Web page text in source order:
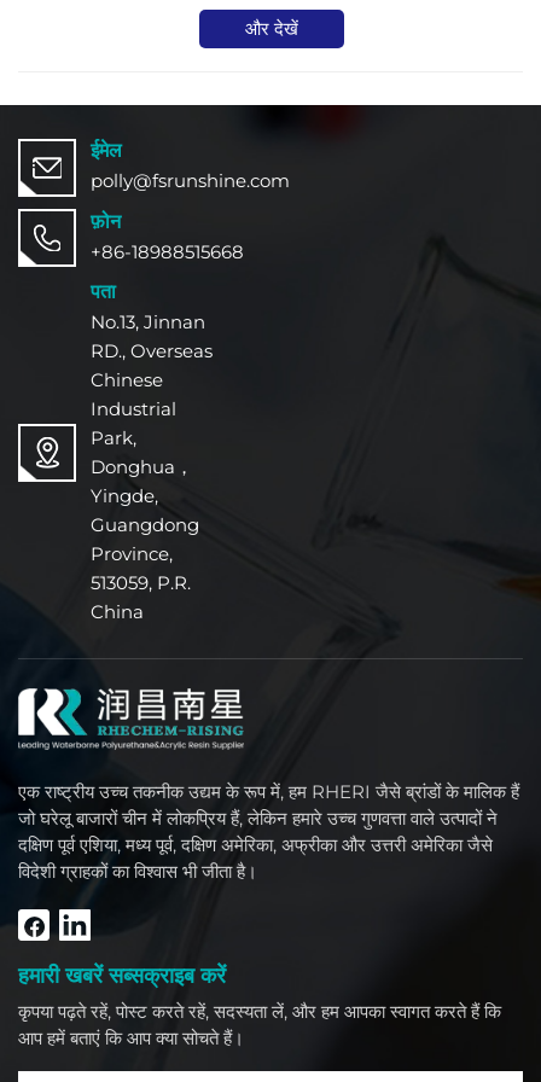
और देखें
ईमेल
polly@fsrunshine.com
फ़ोन
+86-18988515668
पता
No.13, Jinnan
RD., Overseas
Chinese
Industrial
Park,
Donghua，
Yingde,
Guangdong
Province,
513059, P.R.
China
एक राष्ट्रीय उच्च तकनीक उद्यम के रूप में, हम RHERI जैसे ब्रांडों के मालिक हैं
जो घरेलू बाजारों चीन में लोकप्रिय हैं, लेकिन हमारे उच्च गुणवत्ता वाले उत्पादों ने
दक्षिण पूर्व एशिया, मध्य पूर्व, दक्षिण अमेरिका, अफ्रीका और उत्तरी अमेरिका जैसे
विदेशी ग्राहकों का विश्वास भी जीता है।
हमारी खबरें सब्सक्राइब करें
कृपया पढ़ते रहें, पोस्ट करते रहें, सदस्यता लें, और हम आपका स्वागत करते हैं कि
आप हमें बताएं कि आप क्या सोचते हैं।